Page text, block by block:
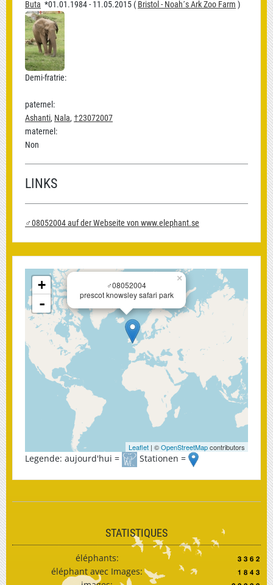
Buta *01.01.1984 - 11.05.2015 ( Bristol - Noah´s Ark Zoo Farm )
Demi-fratrie:
paternel:
Ashanti, Nala, †23072007
maternel:
Non
LINKS
♂08052004 auf der Webseite von www.elephant.se
×
♂08052004
prescot knowsley safari park
+
-
Leaflet | ©OpenStreetMapcontributors
Legende: aujourd'hui = Stationen =
STATISTIQUES
éléphants:
éléphant avec Images: